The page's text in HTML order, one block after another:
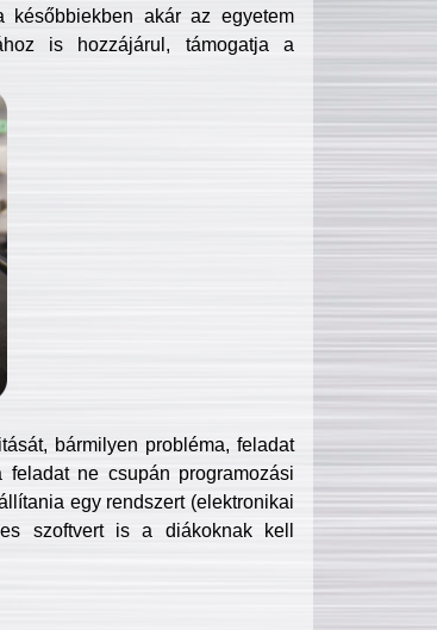
későbbiekben akár az egyetem
is hozzájárul, támogatja a
bármilyen probléma, feladat
ne csupán programozási
egy rendszert (elektronikai
szoftvert is a diákoknak kell